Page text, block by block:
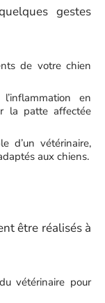
gestes
de votre chien
en
la patte affectée
d’un vétérinaire,
aux chiens.
être réalisés à
vétérinaire pour